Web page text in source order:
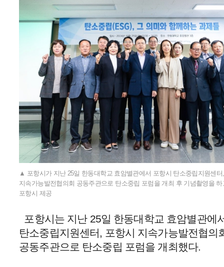
▲ 포항시가 지난 25일 한동대학교 효암별관에서 포항시 탄소중립지원센터
지속가능발전협의회 공동주관으로 탄소중립 포럼을 개최 후 기념촬영을 하
포항시 제공
포항시는 지난 25일 한동대학교 효암별관에
탄소중립지원센터, 포항시 지속가능발전협의
공동주관으로 탄소중립 포럼을 개최했다.